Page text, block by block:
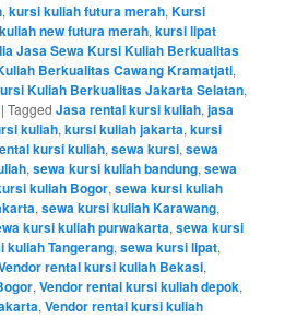
,kursi kuliah futura merah,Kursi
new futura merah,kursi lipat
Jasa Sewa Kursi Kuliah Berkualitas
Berkualitas Cawang Kramatjati,
Kuliah Berkualitas Jakarta Selatan,
|Tagged Jasa rental kursi kuliah,jasa
kuliah,kursi kuliah jakarta,kursi
kursi kuliah,sewa kursi,sewa
,sewa kursi kuliah bandung,sewa
kuliah Bogor,sewa kursi kuliah
,sewa kursi kuliah Karawang,
kursi kuliah purwakarta,sewa kursi
kuliah Tangerang,sewa kursi lipat,
rental kursi kuliah Bekasi,
,Vendor rental kursi kuliah depok,
,Vendor rental kursi kuliah